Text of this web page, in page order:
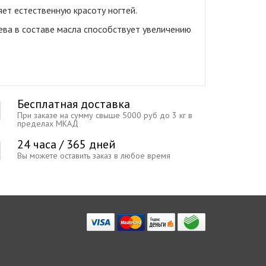
естественную красоту ногтей.
в составе масла способствует увеличению
Бесплатная доставка
При заказе на сумму свыше 5000 руб до 3 кг в
пределах МКАД
24 часа / 365 дней
Вы можете оставить заказ в любое время